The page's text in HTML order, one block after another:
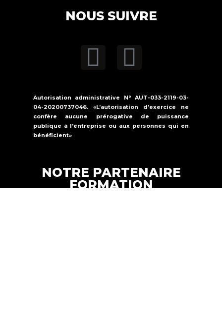
NOUS SUIVRE
Autorisation administrative N° AUT-033-2119-03-
04-20200737046. «L’autorisation d’exercice ne
confère aucune prérogative de puissance
publique à l’entreprise ou aux personnes qui en
bénéficient»
NOTRE PARTENAIRE
FORMATION